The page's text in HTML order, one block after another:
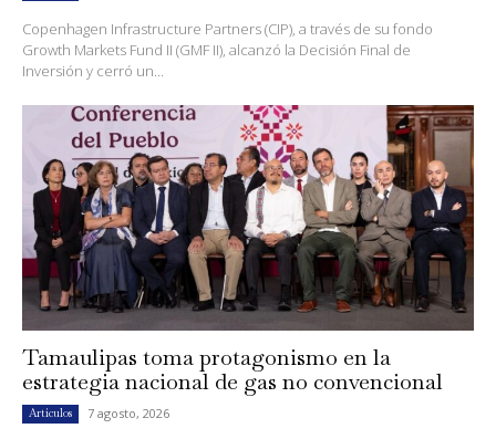
Copenhagen Infrastructure Partners (CIP), a través de su fondo
Growth Markets Fund II (GMF II), alcanzó la Decisión Final de
Inversión y cerró un...
Tamaulipas toma protagonismo en la
estrategia nacional de gas no convencional
Artículos 7 agosto, 2026